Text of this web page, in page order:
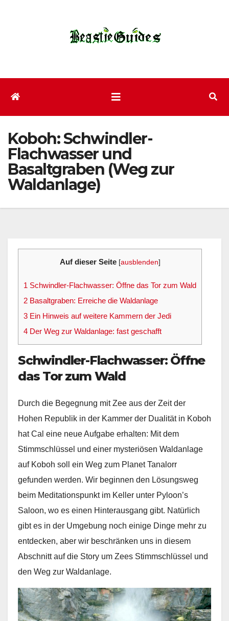
Koboh: Schwindler-
Flachwasser und
Basaltgraben (Weg zur
Waldanlage)
Auf dieser Seite [ausblenden]
1 Schwindler-Flachwasser: Öffne das Tor zum Wald
2 Basaltgraben: Erreiche die Waldanlage
3 Ein Hinweis auf weitere Kammern der Jedi
4 Der Weg zur Waldanlage: fast geschafft
Schwindler-Flachwasser: Öffne
das Tor zum Wald
Durch die Begegnung mit Zee aus der Zeit der
Hohen Republik in der Kammer der Dualität in Koboh
hat Cal eine neue Aufgabe erhalten: Mit dem
Stimmschlüssel und einer mysteriösen Waldanlage
auf Koboh soll ein Weg zum Planet Tanalorr
gefunden werden. Wir beginnen den Lösungsweg
beim Meditationspunkt im Keller unter Pyloon’s
Saloon, wo es einen Hinterausgang gibt. Natürlich
gibt es in der Umgebung noch einige Dinge mehr zu
entdecken, aber wir beschränken uns in diesem
Abschnitt auf die Story um Zees Stimmschlüssel und
den Weg zur Waldanlage.